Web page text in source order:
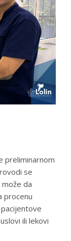
preliminarnom
se
da
procenu
ili lekovi